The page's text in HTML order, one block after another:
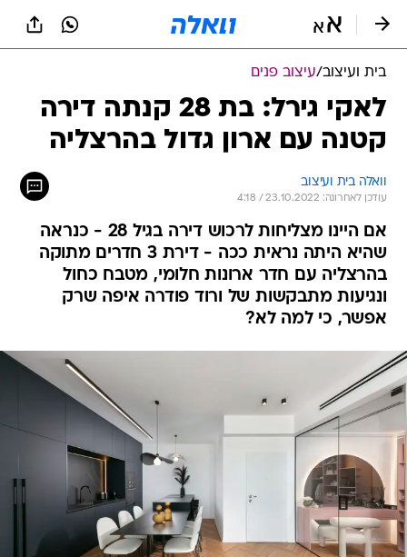
בית ועיצוב/עיצוב פנים
לאקי גירל: בת 28 קנתה דירה
קטנה עם ארון גדול בהרצליה
וואלה בית ועיצוב
עודכן לאחרונה: 23.10.2022 / 4:18
אם היינו מצליחות לרכוש דירה בגיל 28 - כנראה
שהיא היתה נראית ככה - דירת 3 חדרים מתוקה
בהרצליה עם חדר ארונות חלומי, מטבח כחול
ונגיעות מתבקשות של ורוד פודרה איפה שרק
אפשר, כי למה לא?